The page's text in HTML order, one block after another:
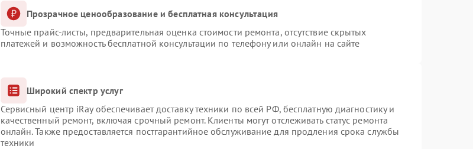
Прозрачное ценообразование и бесплатная консультация
Точные прайс-листы, предварительная оценка стоимости ремонта, отсутствие скрытых
платежей и возможность бесплатной консультации по телефону или онлайн на сайте
Широкий спектр услуг
Сервисный центр iRay обеспечивает доставку техники по всей РФ, бесплатную диагностику и
качественный ремонт, включая срочный ремонт. Клиенты могут отслеживать статус ремонта
онлайн. Также предоставляется постгарантийное обслуживание для продления срока службы
техники